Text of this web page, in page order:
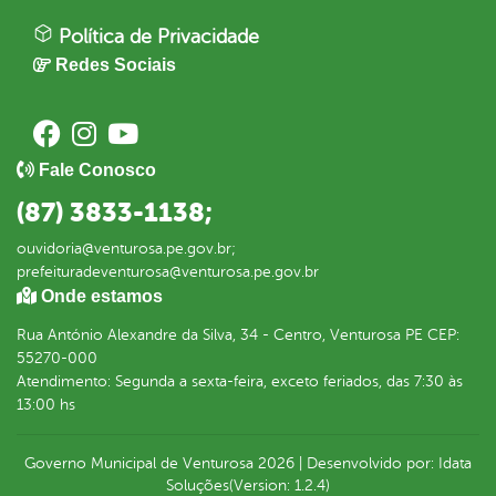
Política de Privacidade
Redes Sociais
Fale Conosco
(87) 3833-1138;
ouvidoria@venturosa.pe.gov.br;
prefeituradeventurosa@venturosa.pe.gov.br
Onde estamos
Rua António Alexandre da Silva, 34 - Centro, Venturosa PE CEP:
55270-000
Atendimento: Segunda a sexta-feira, exceto feriados, das 7:30 às
13:00 hs
Governo Municipal de Venturosa 2026 Desenvolvido por: Idata
Soluções(Version: 1.2.4)